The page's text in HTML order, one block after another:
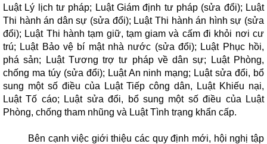
Luật Lý lịch tư pháp; Luật Giám định tư pháp (sửa đổi); Luật
Thi hành án dân sự (sửa đổi); Luật Thi hành án hình sự (sửa
đổi); Luật Thi hành tạm giữ, tạm giam và cấm đi khỏi nơi cư
trú; Luật Bảo vệ bí mật nhà nước (sửa đổi); Luật Phục hồi,
phá sản; Luật Tương trợ tư pháp về dân sự; Luật Phòng,
chống ma túy (sửa đổi); Luật An ninh mạng; Luật sửa đổi, bổ
sung một số điều của Luật Tiếp công dân, Luật Khiếu nại,
Luật Tố cáo; Luật sửa đổi, bổ sung một số điều của Luật
Phòng, chống tham nhũng và Luật Tình trạng khẩn cấp.
Bên cạnh việc giới thiệu các quy định mới, hội nghị tập